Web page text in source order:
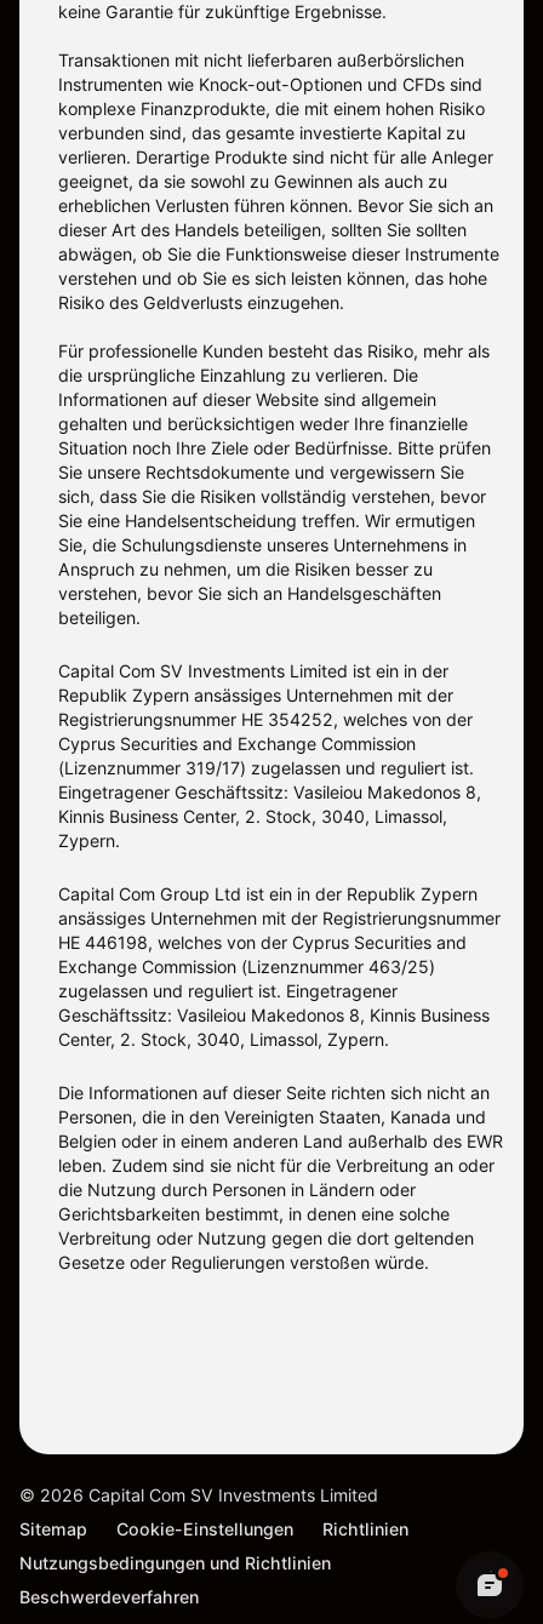
keine Garantie für zukünftige Ergebnisse.
Transaktionen mit nicht lieferbaren außerbörslichen
Instrumenten wie Knock-out-Optionen und CFDs sind
komplexe Finanzprodukte, die mit einem hohen Risiko
verbunden sind, das gesamte investierte Kapital zu
verlieren. Derartige Produkte sind nicht für alle Anleger
geeignet, da sie sowohl zu Gewinnen als auch zu
erheblichen Verlusten führen können. Bevor Sie sich an
dieser Art des Handels beteiligen, sollten Sie sollten
abwägen, ob Sie die Funktionsweise dieser Instrumente
verstehen und ob Sie es sich leisten können, das hohe
Risiko des Geldverlusts einzugehen.
Für professionelle Kunden besteht das Risiko, mehr als
die ursprüngliche Einzahlung zu verlieren. Die
Informationen auf dieser Website sind allgemein
gehalten und berücksichtigen weder Ihre finanzielle
Situation noch Ihre Ziele oder Bedürfnisse. Bitte prüfen
Sie unsere Rechtsdokumente und vergewissern Sie
sich, dass Sie die Risiken vollständig verstehen, bevor
Sie eine Handelsentscheidung treffen. Wir ermutigen
Sie, die Schulungsdienste unseres Unternehmens in
Anspruch zu nehmen, um die Risiken besser zu
verstehen, bevor Sie sich an Handelsgeschäften
beteiligen.
Capital Com SV Investments Limited ist ein in der
Republik Zypern ansässiges Unternehmen mit der
Registrierungsnummer HE 354252, welches von der
Cyprus Securities and Exchange Commission
(Lizenznummer 319/17) zugelassen und reguliert ist.
Eingetragener Geschäftssitz: Vasileiou Makedonos 8,
Kinnis Business Center, 2. Stock, 3040, Limassol,
Zypern.
Capital Com Group Ltd ist ein in der Republik Zypern
ansässiges Unternehmen mit der Registrierungsnummer
ΗΕ 446198, welches von der Cyprus Securities and
Exchange Commission (Lizenznummer 463/25)
zugelassen und reguliert ist. Eingetragener
Geschäftssitz: Vasileiou Makedonos 8, Kinnis Business
Center, 2. Stock, 3040, Limassol, Zypern.
Die Informationen auf dieser Seite richten sich nicht an
Personen, die in den Vereinigten Staaten, Kanada und
Belgien oder in einem anderen Land außerhalb des EWR
leben. Zudem sind sie nicht für die Verbreitung an oder
die Nutzung durch Personen in Ländern oder
Gerichtsbarkeiten bestimmt, in denen eine solche
Verbreitung oder Nutzung gegen die dort geltenden
Gesetze oder Regulierungen verstoßen würde.
© 2026 Capital Com SV Investments Limited
Sitemap
Cookie-Einstellungen
Richtlinien
Nutzungsbedingungen und Richtlinien
Beschwerdeverfahren